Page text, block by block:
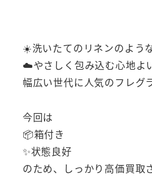
☀️洗いたてのリネンのよう
☁️やさしく包み込む心地よ
幅広い世代に人気のフレグ
今回は
📦箱付き
✨状態良好
のため、しっかり高価買取